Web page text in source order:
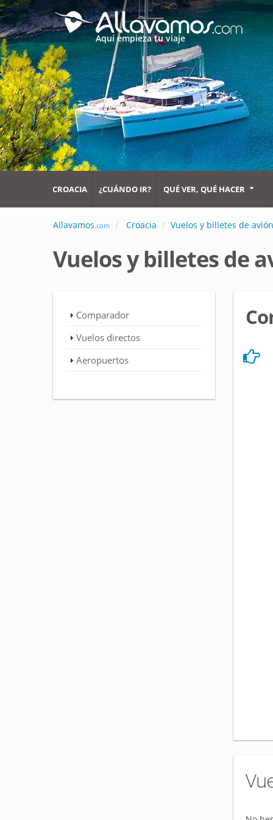
Aquí empieza tu viaje
CROACIA ¿CUÁNDO IR? QUÉ VER, QUÉ HACER
Allavamos.com Croacia Vuelos y billetes de avión
Vuelos y billetes de
Comparador
Vuelos directos
Aeropuertos